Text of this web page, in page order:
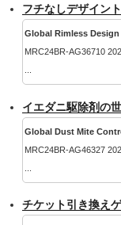
フチなしデザイン
Global Rimless Design
MRC24BR-AG36710
イエダニ駆除剤の
Global Dust Mite
MRC24BR-AG46327
チケット引き換え